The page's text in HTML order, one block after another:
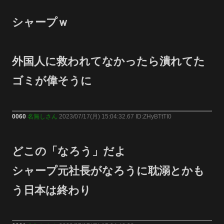
シャープｗ
外国人に救われてなかったら潰れてた
ゴミが偉そうに
0060 名無しさん 2023/07/17(月) 15:04:32.67 ID:ZHyBTtTI0
どこの「なろう」だよ
シャープ元社長がなろうに耽溺とかも
う日本は終わり